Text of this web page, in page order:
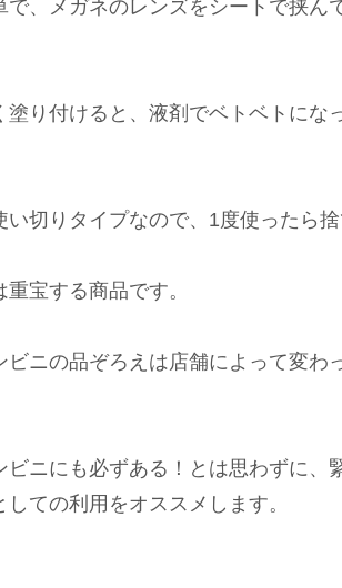
で、メガネのレンズをシートで挟ん
塗り付けると、液剤でベトベトにな
い切りタイプなので、1度使ったら捨
宝する商品です。
ビニの品ぞろえは店舗によって変わ
ビニにも必ずある！とは思わずに
ての利用をオススメします。